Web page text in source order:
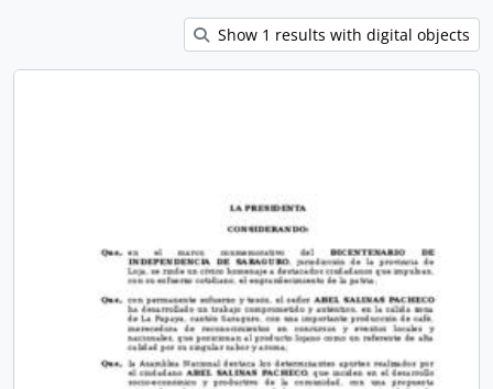
Show 1 results with digital objects